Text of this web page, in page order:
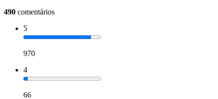
490 comentários
5
970
4
66